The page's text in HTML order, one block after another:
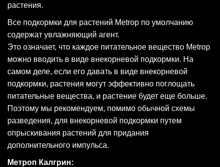
растения.
Все подкормки для растений Metrop по умолчанию
содержат увлажняющий агент.
Это означает, что каждое питательное вещество Metrop
можно вводить в виде внекорневой подкормки. На
самом деле, если его давать в виде внекорневой
подкормки, растения могут эффективно поглощать
питательные вещества, и растение будет еще больше.
Поэтому мы рекомендуем, помимо обычной схемы
разведения, для внекорневой подкормки путем
опрыскивания растений для придания
дополнительного импульса.
Метроп Калгрин: